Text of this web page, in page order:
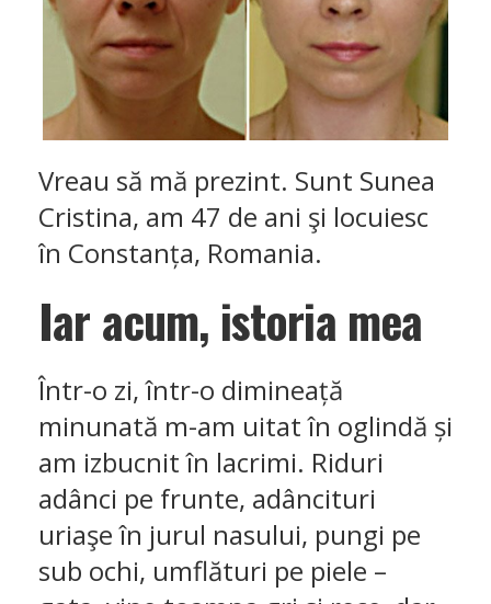
Vreau să mă prezint. Sunt Sunea
Cristina, am 47 de ani şi locuiesc
în Constanța, Romania.
Iar acum, istoria mea
Într-o zi, într-o dimineață
minunată m-am uitat în oglindă și
am izbucnit în lacrimi. Riduri
adânci pe frunte, adâncituri
uriaşe în jurul nasului, pungi pe
sub ochi, umflături pe piele –